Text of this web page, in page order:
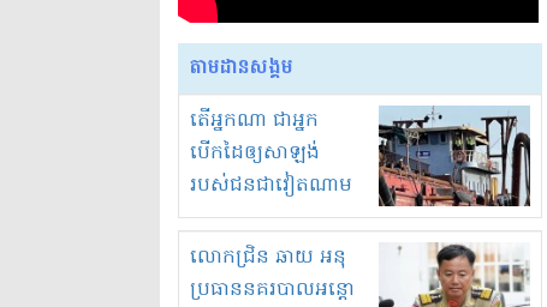
តាមដានសង្គម
តើអ្នកណា ជាអ្នក
បើកដៃឲ្យសាឡង់
របស់ជនជាវៀតណាម
ចូល មកខុស
ច្បាប់លួចបូមខ្សាច់នៅ
ក្នុងប្រទេសកម្ពុជា
លោកជ្រិន ឆាយ អនុ
ប្រធាននគរបាលអន្តោ